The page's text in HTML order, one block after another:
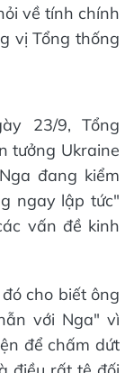
về tính chính
vị Tổng thống
23/9, Tổng
tưởng Ukraine
đang kiểm
ngay lập tức"
vấn đề kinh
cho biết ông
với Nga" vì
để chấm dứt